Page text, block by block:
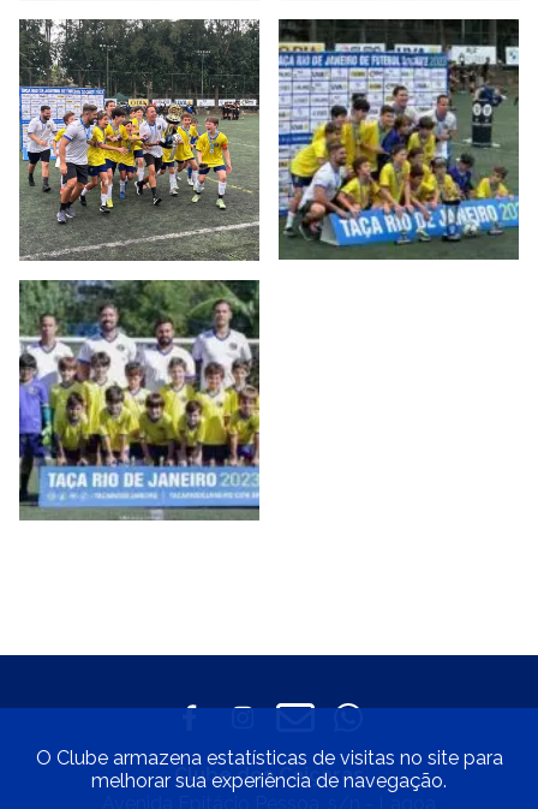
Clube dos Caiçaras
O Clube armazena estatísticas de visitas no site para
melhorar sua experiência de navegação.